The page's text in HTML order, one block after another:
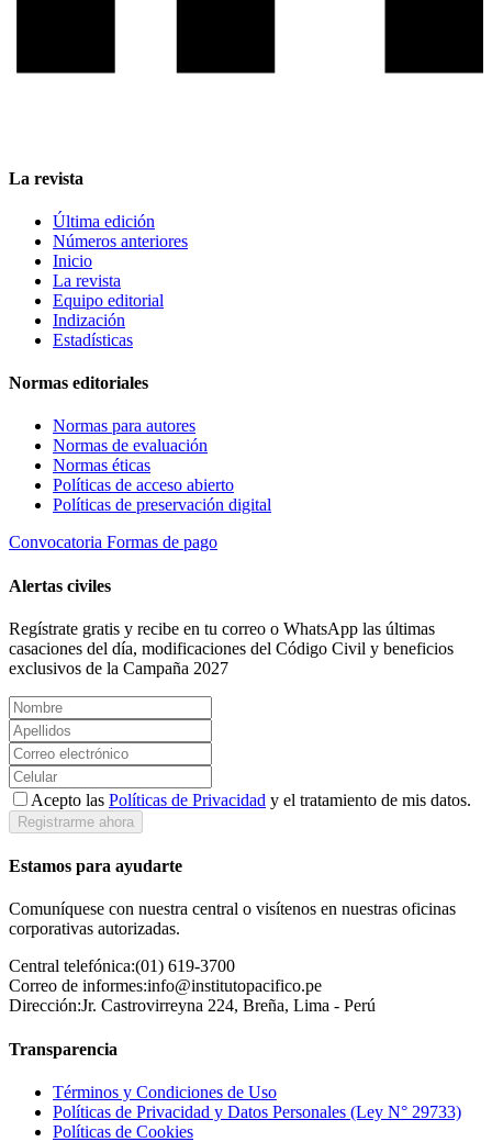
La revista
Última edición
Números anteriores
Inicio
La revista
Equipo editorial
Indización
Estadísticas
Normas editoriales
Normas para autores
Normas de evaluación
Normas éticas
Políticas de acceso abierto
Políticas de preservación digital
Convocatoria Formas de pago
Alertas civiles
Regístrate gratis y recibe en tu correo o WhatsApp las últimas
casaciones del día, modificaciones del Código Civil y beneficios
exclusivos de la Campaña 2027
Acepto las Políticas de Privacidad y el tratamiento de mis datos.
Registrarme ahora
Estamos para ayudarte
Comuníquese con nuestra central o visítenos en nuestras oficinas
corporativas autorizadas.
Central telefónica:(01) 619-3700
Correo de informes:info@institutopacifico.pe
Dirección:Jr. Castrovirreyna 224, Breña, Lima - Perú
Transparencia
Términos y Condiciones de Uso
Políticas de Privacidad y Datos Personales (Ley N° 29733)
Políticas de Cookies